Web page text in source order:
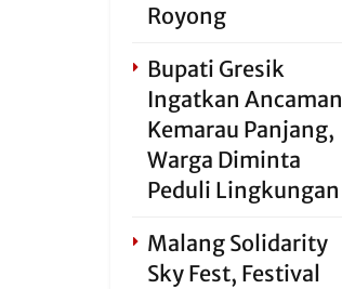
Royong
Bupati Gresik
Ingatkan Ancaman
Kemarau Panjang,
Warga Diminta
Peduli Lingkungan
Malang Solidarity
Sky Fest, Festival